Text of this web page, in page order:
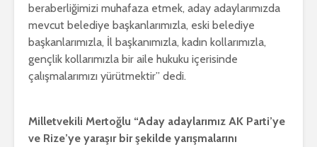
beraberliğimizi muhafaza etmek, aday adaylarımızda
mevcut belediye başkanlarımızla, eski belediye
başkanlarımızla, İl başkanımızla, kadın kollarımızla,
gençlik kollarımızla bir aile hukuku içerisinde
çalışmalarımızı yürütmektir” dedi.
Milletvekili Mertoğlu “Aday adaylarımız AK Parti’ye
ve Rize’ye yaraşır bir şekilde yarışmalarını